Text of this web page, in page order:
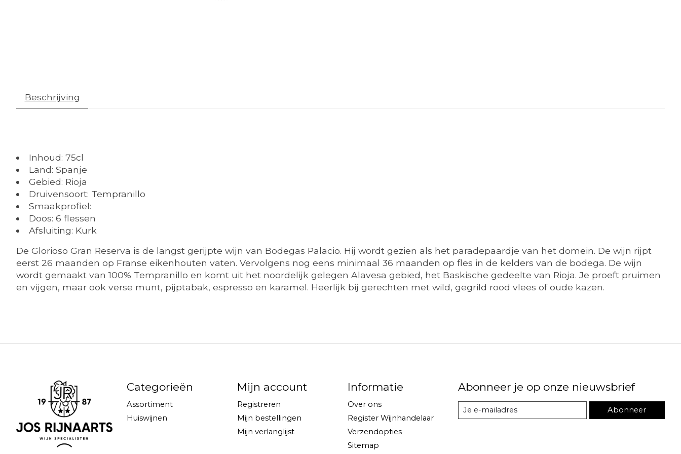
Beschrijving
Inhoud: 75cl
Land: Spanje
Gebied: Rioja
Druivensoort: Tempranillo
Smaakprofiel:
Doos: 6 flessen
Afsluiting: Kurk
De Glorioso Gran Reserva is de langst gerijpte wijn van Bodegas Palacio. Hij wordt gezien als het paradepaardje van het domein. De wijn rijpt
eerst 26 maanden op Franse eikenhouten vaten. Vervolgens nog eens minimaal 36 maanden op fles in de kelders van de bodega. De wijn
wordt gemaakt van 100% Tempranillo en komt uit het noordelijk gelegen Alavesa gebied, het Baskische gedeelte van Rioja. Je proeft pruimen
en vijgen, maar ook verse munt, pijptabak, espresso en karamel. Heerlijk bij gerechten met wild, gegrild rood vlees of oude kazen.
Categorieën
Assortiment
Huiswijnen
Mijn account
Registreren
Mijn bestellingen
Mijn verlanglijst
Informatie
Over ons
Register Wijnhandelaar
Verzendopties
Sitemap
Abonneer je op onze nieuwsbrief
Abonneer